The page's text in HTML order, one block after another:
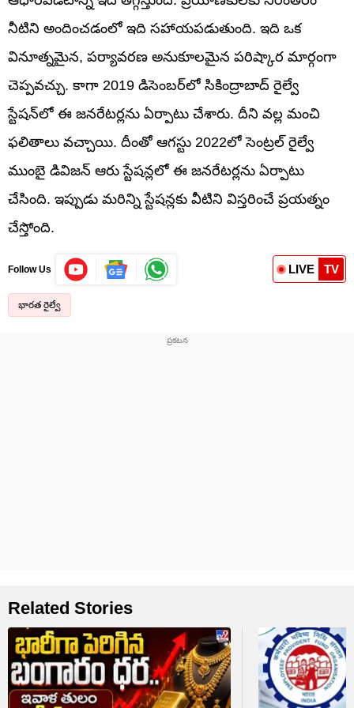
నీటిని అందించడంలో ఇది సహాయపడుతుంది. ఇది ఒక
వినూత్నమైన, పర్యావరణ అనుకూలమైన పరిష్కార మార్గంగా
చెప్పవచ్చు. కాగా 2019 డిసెంబర్‌లో సికింద్రాబాద్ రైల్వే
స్టేషన్‌లో ఈ జనరేటర్లను ఏర్పాటు చేశారు. దీని వల్ల మంచి
ఫలితాలు వచ్చాయి. దీంతో ఆగస్టు 2022లో సెంట్రల్ రైల్వే
ముంబై డివిజన్ ఆరు స్టేషన్లలో ఈ జనరేటర్లను ఏర్పాటు
చేసింది. ఇప్పుడు మరిన్ని స్టేషన్లకు వీటిని విస్తరించే ప్రయత్నం
చేస్తోంది.
Follow Us LIVE TV
భారత రైల్వే
Related Stories